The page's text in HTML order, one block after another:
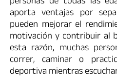
aporta ventajas por
pueden mejorar el
motivación y contribuir al
esta razón, muchas
correr, caminar o
deportiva mientras